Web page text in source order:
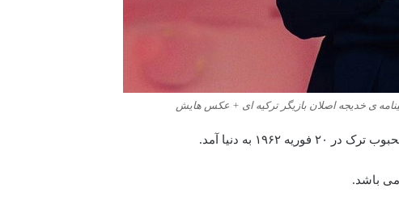
ی خدیجه اصلان بازیگر ترکیه ای + عکس هایش